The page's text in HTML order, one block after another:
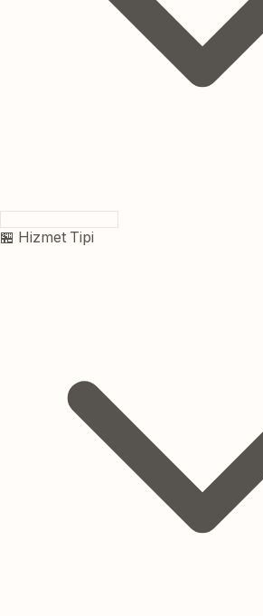
🏪 Hizmet Tipi